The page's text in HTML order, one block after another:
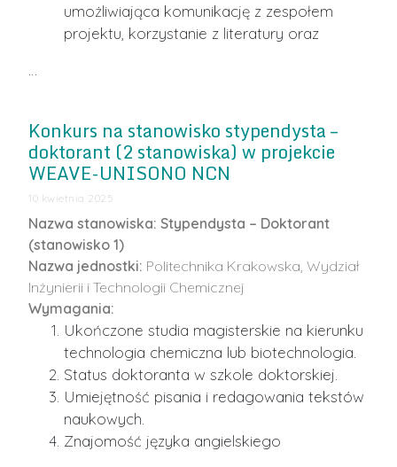
umożliwiająca komunikację z zespołem
projektu, korzystanie z literatury oraz
…
Konkurs na stanowisko stypendysta –
doktorant (2 stanowiska) w projekcie
WEAVE-UNISONO NCN
10 kwietnia 2025
Nazwa stanowiska: Stypendysta – Doktorant
(stanowisko 1)
Nazwa jednostki: Politechnika Krakowska, Wydział
Inżynierii i Technologii Chemicznej
Wymagania:
Ukończone studia magisterskie na kierunku
technologia chemiczna lub biotechnologia.
Status doktoranta w szkole doktorskiej.
Umiejętność pisania i redagowania tekstów
naukowych.
Znajomość języka angielskiego